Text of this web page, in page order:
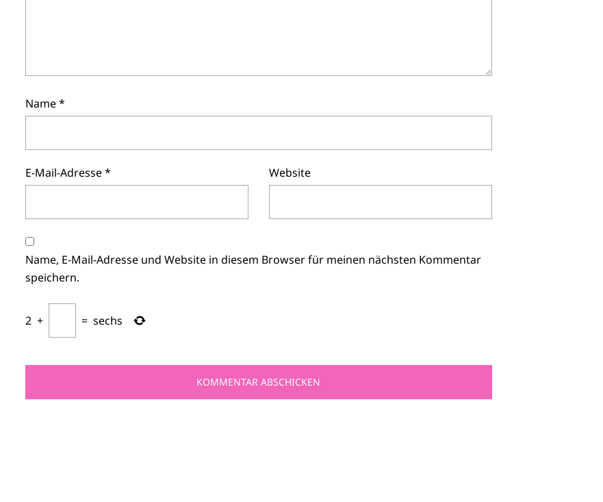
Name*
E-Mail-Adresse* Website
Name, E-Mail-Adresse und Website in diesem Browser für meinen nächsten Kommentar
speichern.
2 + = sechs